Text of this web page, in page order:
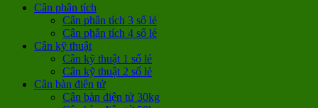
Cân phân tích
Cân phân tích 3 số lẻ
Cân phân tích 4 số lẻ
Cân kỹ thuật
Cân kỹ thuật 1 số lẻ
Cân kỹ thuật 2 số lẻ
Cân bàn điện tử
Cân bàn điện tử 30kg